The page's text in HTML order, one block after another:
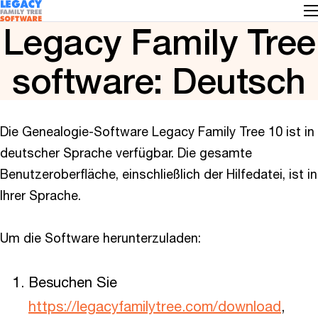
Legacy Family Tree
software: Deutsch
Die Genealogie-Software Legacy Family Tree 10 ist in
deutscher Sprache verfügbar. Die gesamte
Benutzeroberfläche, einschließlich der Hilfedatei, ist in
Ihrer Sprache.
Um die Software herunterzuladen:
Besuchen Sie
https://legacyfamilytree.com/download,